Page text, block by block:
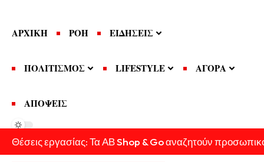
ΑΡΧΙΚΗ ΡΟΗ ΕΙΔΗΣΕΙΣ
ΠΟΛΙΤΙΣΜΟΣ LIFESTYLE ΑΓΟΡΑ
ΑΠΟΨΕΙΣ
Θέσεις εργασίας: Τα ΑΒ Shop & Go αναζητούν